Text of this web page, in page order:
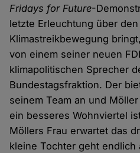
Fridays for Future-
letzte Erleuchtung über
Klimastreikbewegung
von einem seiner neuen
klimapolitischen Sprecher
Bundestagsfraktion. Der
seinem Team an und
ein besseres Wohnviertel
Möllers Frau erwartet das
kleine Tochter geht